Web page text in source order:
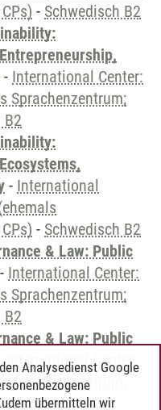
- Schwedisch B2
- International Center:
Sprachenzentrum;
B2
- International
- Schwedisch B2
& Law: Public
- International Center:
Sprachenzentrum;
B2
& Law: Public
International Center:
B2
Analysedienst Google
übermitteln wir